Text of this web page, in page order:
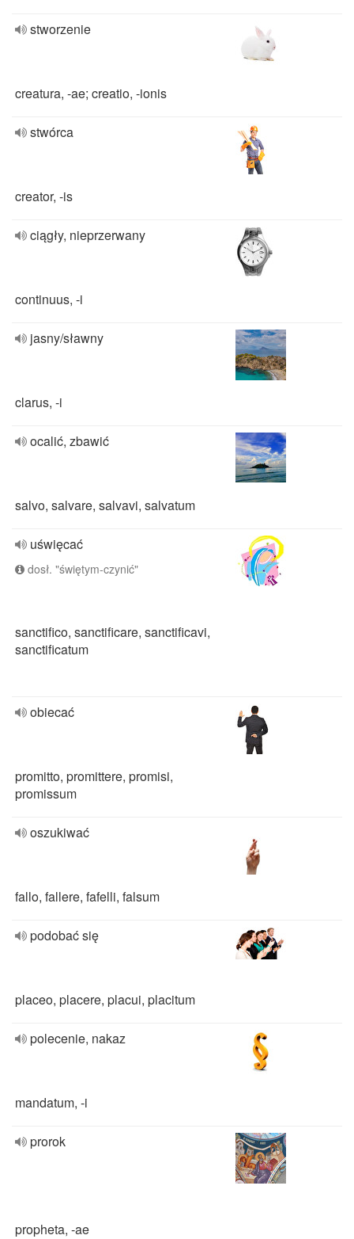
stworzenie
creatura, -ae; creatio, -ionis
stwórca
creator, -is
ciągły, nieprzerwany
continuus, -i
jasny/sławny
clarus, -i
ocalić, zbawić
salvo, salvare, salvavi, salvatum
uświęcać
dosł. "świętym-czynić"
sanctifico, sanctificare, sanctificavi,
sanctificatum
obiecać
promitto, promittere, promisi,
promissum
oszukiwać
fallo, fallere, fafelli, falsum
podobać się
placeo, placere, placui, placitum
polecenie, nakaz
mandatum, -i
prorok
propheta, -ae